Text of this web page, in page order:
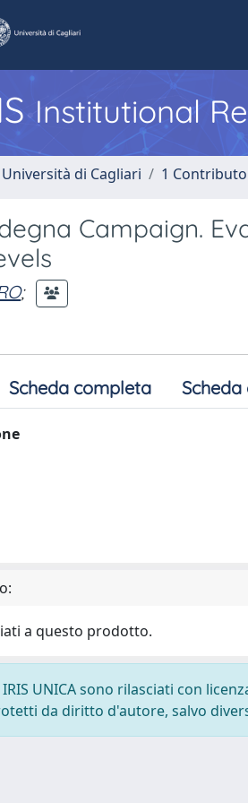
Institutional
di Cagliari 1
Campaign.
;
Scheda completa
a questo prodotto.
UNICA sono rilasciati con
da diritto d'autore, salvo